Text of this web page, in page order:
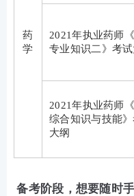
药
学
2021年执业药师
专业知识二》考试
2021年执业药师
综合知识与技能
大纲
备考阶段，想要随时